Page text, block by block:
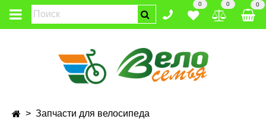
0 0 0
Запчасти для велосипеда